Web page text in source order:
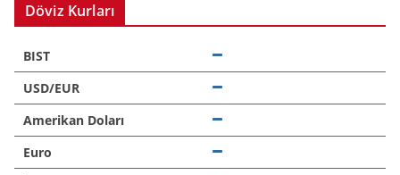
Döviz Kurları
BIST
USD/EUR
Amerikan Doları
Euro